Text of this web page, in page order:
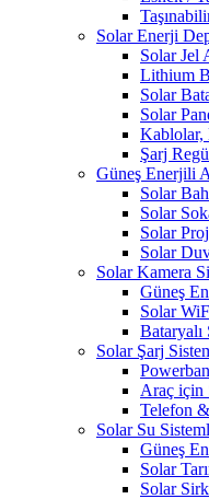
Solar Enerji
Solar Jel
Lithium
Solar
Solar
Kablolar,
Şarj
Güneş Enerjili
Solar
Solar
Solar
Solar
Solar Kamera
Güneş
Solar
Bataryalı
Solar Şarj
Araç için
Telefon
Solar Su
Güneş
Solar
Solar